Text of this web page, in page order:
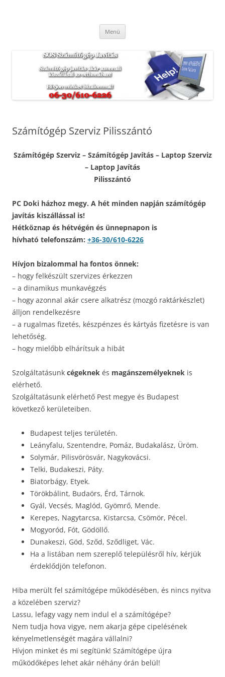
Menü
Számítógép Szerviz Pilisszántó
Számítógép Szerviz – Számítógép Javítás – Laptop Szerviz
– Laptop Javítás
Pilisszántó
PC Doki házhoz megy. A hét minden napján számítógép
javítás kiszállással is!
Hétköznap és hétvégén és ünnepnapon is
hívható telefonszám: +36-30/610-6226
Hívjon bizalommal ha fontos önnek:
– hogy felkészült szervizes érkezzen
– a dinamikus munkavégzés
– hogy azonnal akár csere alkatrész (mozgó raktárkészlet)
álljon rendelkezésre
– a rugalmas fizetés, készpénzes és kártyás fizetésre is van
lehetőség.
– hogy mielőbb elhárítsuk a hibát
Szolgáltatásunk cégeknek és magánszemélyeknek is
elérhető.
Szolgáltatásunk elérhető Pest megye és Budapest
következő kerületeiben.
Budapest teljes területén.
Leányfalu, Szentendre, Pomáz, Budakalász, Üröm.
Solymár, Pilisvörösvár, Nagykovácsi.
Telki, Budakeszi, Páty.
Biatorbágy, Etyek.
Törökbálint, Budaörs, Érd, Tárnok.
Gyál, Vecsés, Maglód, Gyömrő, Mende.
Kerepes, Nagytarcsa, Kistarcsa, Csömör, Pécel.
Mogyoród, Fót, Gödöllő.
Dunakeszi, Göd, Sződ, Sződliget, Vác.
Ha a listában nem szereplő településről hív, kérjük
érdeklődjön telefonon.
Hiba merült fel számítógépe működésében, és nincs nyitva
a közelében szerviz?
Lassu, lefagy vagy nem indul el a számítógépe?
Nem tudja hova vigye, nem akarja gépe cipelésének
kényelmetlenségét magára vállalni?
Hívjon minket és mi segítünk! Számítógépe újra
működőképes lehet akár néhány órán belül!